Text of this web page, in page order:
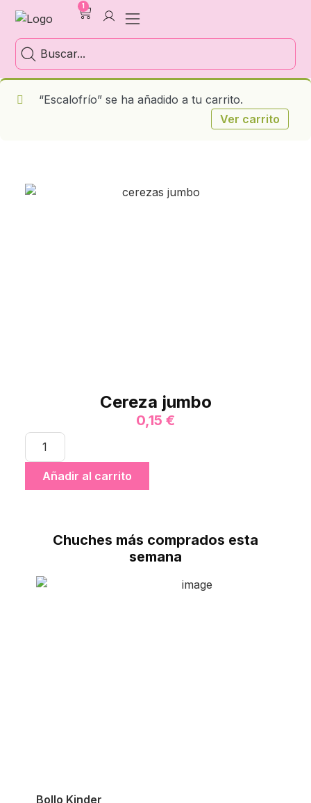
1
“Escalofrío” se ha añadido a tu carrito.
Ver carrito
Cereza jumbo
0,15 €
Añadir al carrito
Chuches más comprados esta
semana
Bollo Kinder